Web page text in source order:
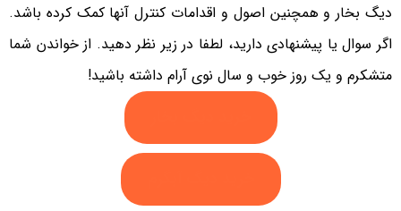
دیگ بخار و همچنین اصول و اقدامات کنترل آنها کمک کرده باشد.
اگر سوال یا پیشنهادی دارید، لطفا در زیر نظر دهید. از خواندن شما
متشکرم و یک روز خوب و سال نوی آرام داشته باشید!